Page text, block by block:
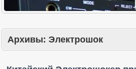
Архивы: Электрошок